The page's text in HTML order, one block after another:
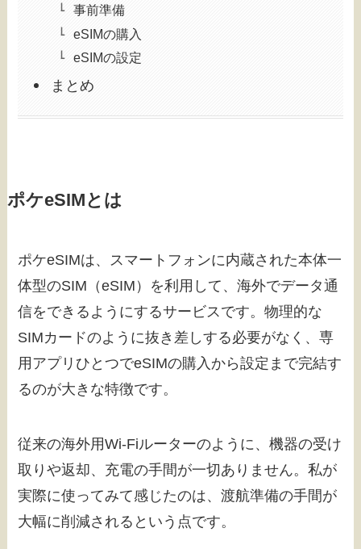
事前準備
eSIMの購入
eSIMの設定
まとめ
ポケeSIMとは
ポケeSIMは、スマートフォンに内蔵された本体一
体型のSIM（eSIM）を利用して、海外でデータ通
信をできるようにするサービスです。物理的な
SIMカードのように抜き差しする必要がなく、専
用アプリひとつでeSIMの購入から設定まで完結す
るのが大きな特徴です。
従来の海外用Wi-Fiルーターのように、機器の受け
取りや返却、充電の手間が一切ありません。私が
実際に使ってみて感じたのは、渡航準備の手間が
大幅に削減されるという点です。